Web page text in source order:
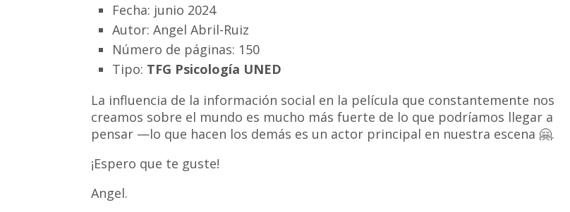
Fecha: junio 2024
Autor: Angel Abril-Ruiz
Número de páginas: 150
Tipo: TFG Psicología UNED
La influencia de la información social en la película que constantemente nos
creamos sobre el mundo es mucho más fuerte de lo que podríamos llegar a
pensar —lo que hacen los demás es un actor principal en nuestra escena 🤗.
¡Espero que te guste!
Angel.